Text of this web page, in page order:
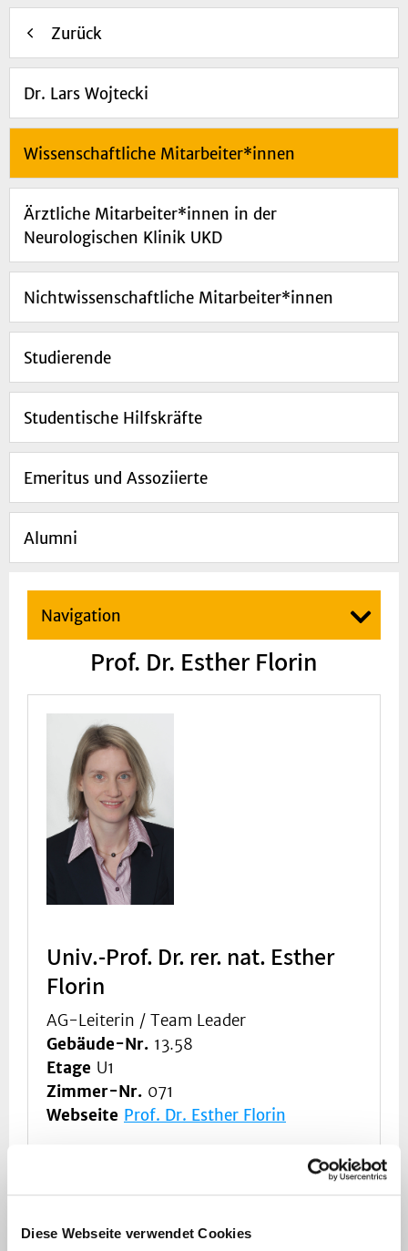
Diese Webseite verwendet Cookies
Zurück
Dr. Lars Wojtecki
Wissenschaftliche Mitarbeiter*innen
Ärztliche Mitarbeiter*innen in der
Neurologischen Klinik UKD
Nichtwissenschaftliche Mitarbeiter*innen
Studierende
Studentische Hilfskräfte
Emeritus und Assoziierte
Alumni
Navigation
Prof. Dr. Esther Florin
Univ.-Prof. Dr. rer. nat. Esther
Florin
AG-Leiterin / Team Leader
Gebäude-Nr. 13.58
Etage U1
Zimmer-Nr. 071
Webseite Prof. Dr. Esther Florin
0211-81-05179